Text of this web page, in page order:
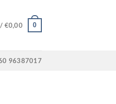
€0,00 0
96387017